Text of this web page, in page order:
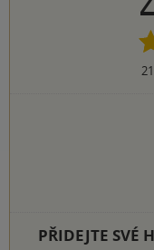
PŘIDEJTE SVÉ